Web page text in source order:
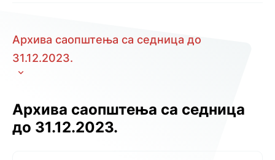
Архива саопштења са седница
до 31.12.2023.
Архива саопштења са седница до
31.12.2023.